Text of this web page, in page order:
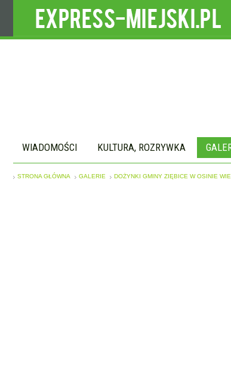
WIADOMOŚCI KULTURA, ROZRYWKA
STRONA GŁÓWNA GALERIE DOŻYNKI GMINY ZIĘBICE W OSINIE